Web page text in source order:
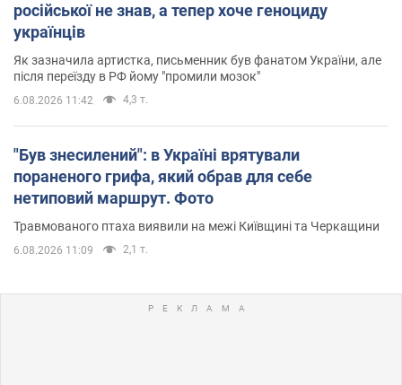
російської не знав, а тепер хоче геноциду
українців
Як зазначила артистка, письменник був фанатом України, але
після переїзду в РФ йому "промили мозок"
6.08.2026 11:42 4,3 т.
"Був знесилений": в Україні врятували
пораненого грифа, який обрав для себе
нетиповий маршрут. Фото
Травмованого птаха виявили на межі Київщині та Черкащини
6.08.2026 11:09 2,1 т.